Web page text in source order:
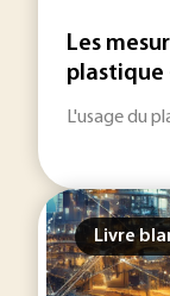
Les
plastique
L'usage du
Livre